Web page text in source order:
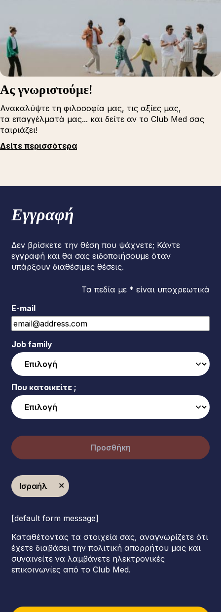
Ας γνωριστούμε!
Ανακαλύψτε τη φιλοσοφία μας, τις αξίες μας,
τα επαγγέλματά μας... και δείτε αν το Club Med σας
ταιριάζει!
Δείτε περισσότερα
Εγγραφή
Δεν βρίσκετε την θέση που ψάχνετε; Κάντε
εγγραφή και θα σας ειδοποιήσουμε όταν
υπάρξουν διαθέσιμες θέσεις.
Τα πεδία με * είναι υποχρεωτικά
E-mail
Job family
Που κατοικείτε ;
Προσθήκη
Ισραήλ
[default form message]
Καταθέτοντας τα στοιχεία σας, αναγνωρίζετε ότι
έχετε διαβάσει την πολιτική απορρήτου μας και
συναινείτε να λαμβάνετε ηλεκτρονικές
επικοινωνίες από το Club Med.